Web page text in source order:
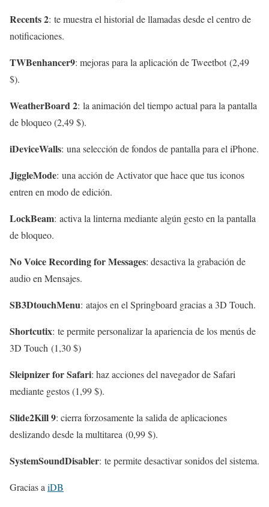
Recents 2: te muestra el historial de llamadas desde el centro de
notificaciones.
TWBenhancer9: mejoras para la aplicación de Tweetbot (2,49
$).
WeatherBoard 2: la animación del tiempo actual para la pantalla
de bloqueo (2,49 $).
iDeviceWalls: una selección de fondos de pantalla para el iPhone.
JiggleMode: una acción de Activator que hace que tus iconos
entren en modo de edición.
LockBeam: activa la linterna mediante algún gesto en la pantalla
de bloqueo.
No Voice Recording for Messages: desactiva la grabación de
audio en Mensajes.
SB3DtouchMenu: atajos en el Springboard gracias a 3D Touch.
Shortcutix: te permite personalizar la apariencia de los menús de
3D Touch (1,30 $)
Sleipnizer for Safari: haz acciones del navegador de Safari
mediante gestos (1,99 $).
Slide2Kill 9: cierra forzosamente la salida de aplicaciones
deslizando desde la multitarea (0,99 $).
SystemSoundDisabler: te permite desactivar sonidos del sistema.
Gracias a iDB